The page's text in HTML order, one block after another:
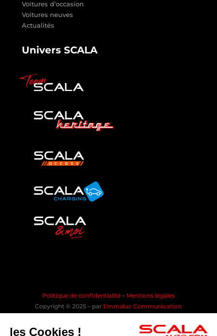
Voitures d’occasion
Voitures neuves
Actualités
Univers SCALA
Politique de confidentialité – Mentions légales
Copyright © 2025 – par Emmaluc Communication
les Cookies !